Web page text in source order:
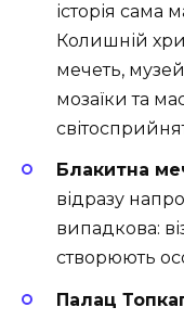
історія сама
Колишній
мечеть,
мозаїки та
Блакитна
відразу
випадкова:
створюють
Палац